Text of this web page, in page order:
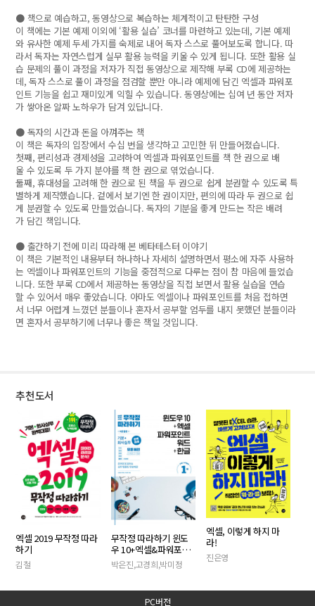
● 책으로 예습하고, 동영상으로 복습하는 체계적이고 탄탄한 구성
이 책에는 기본 예제 이외에 ‘활용 실습’ 코너를 마련하고 있는데, 기본 예제
와 유사한 예제 두세 가지를 숙제로 내어 독자 스스로 풀어보도록 합니다. 따
라서 독자는 자연스럽게 실무 활용 능력을 키울 수 있게 됩니다. 또한 활용 실
습 문제의 풀이 과정을 저자가 직접 동영상으로 제작해 부록 CD에 제공하는
데, 독자 스스로 풀이 과정을 점검할 뿐만 아니라 예제에 담긴 엑셀과 파워포
인트 기능을 쉽고 재미있게 익힐 수 있습니다. 동영상에는 십여 년 동안 저자
가 쌓아온 알짜 노하우가 담겨 있답니다.
● 독자의 시간과 돈을 아껴주는 책
이 책은 독자의 입장에서 수십 번을 생각하고 고민한 뒤 만들어졌습니다.
첫째, 편리성과 경제성을 고려하여 엑셀과 파워포인트를 책 한 권으로 배
울 수 있도록 두 가지 분야를 책 한 권으로 엮었습니다.
둘째, 휴대성을 고려해 한 권으로 된 책을 두 권으로 쉽게 분권할 수 있도록 특
별하게 제작했습니다. 겉에서 보기엔 한 권이지만, 편의에 따라 두 권으로 쉽
게 분권할 수 있도록 만들었습니다. 독자의 기분을 좋게 만드는 작은 배려
가 담긴 책입니다.
● 출간하기 전에 미리 따라해 본 베타테스터 이야기
이 책은 기본적인 내용부터 하나하나 자세히 설명하면서 평소에 자주 사용하
는 엑셀이나 파워포인트의 기능을 중점적으로 다루는 점이 참 마음에 들었습
니다. 또한 부록 CD에서 제공하는 동영상을 직접 보면서 활용 실습을 연습
할 수 있어서 매우 좋았습니다. 아마도 엑셀이나 파워포인트를 처음 접하면
서 너무 어렵게 느꼈던 분들이나 혼자서 공부할 엄두를 내지 못했던 분들이라
면 혼자서 공부하기에 너무나 좋은 책일 것입니다.
추천도서
엑셀 2019 무작정 따라
하기
김철
무작정 따라하기 윈도
우 10+엑셀&파워포인
트&워드+한글
박은진,고경희,박미정
엑셀, 이렇게 하지 마
라!
진은영
PC버전